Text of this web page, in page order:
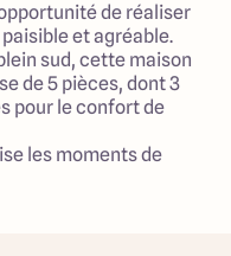
de réaliser
et agréable.
sud, cette maison
de 5 pièces, dont 3
pour le confort de
les moments de
fond d'une impasse,